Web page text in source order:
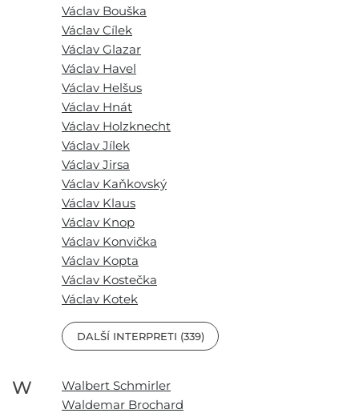
Václav Bouška
Václav Cílek
Václav Glazar
Václav Havel
Václav Helšus
Václav Hnát
Václav Holzknecht
Václav Jílek
Václav Jirsa
Václav Kaňkovský
Václav Klaus
Václav Knop
Václav Konvička
Václav Kopta
Václav Kostečka
Václav Kotek
DALŠÍ INTERPRETI (339)
W
Walbert Schmirler
Waldemar Brochard